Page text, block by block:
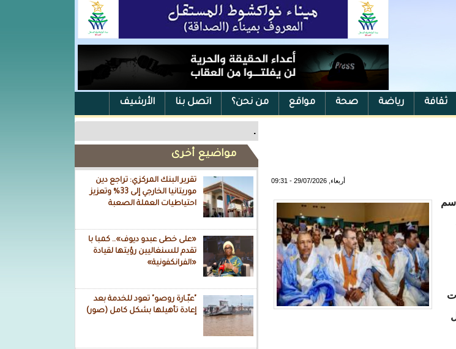
ثقافة رياضة صحة مواقع من نحن؟ اتصل بنا الأرشيف
.
مواضيع أخرى
تقرير البنك المركزي: تراجع دين
موريتانيا الخارجي إلى 33% وتعزيز
احتياطيات العملة الصعبة
«على خطى عبدو ديوف».. كمبا با
تقدم للسنغاليين رؤيتها لقيادة
«الفرانكفونية»
"عبّـارة روصو" تعود للخدمة بعد
إعادة تأهيلها بشكل كامل (صور)
أربعاء, 29/07/2026 - 09:31